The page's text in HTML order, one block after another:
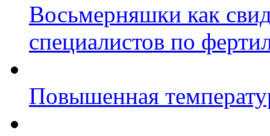
Восьмерняшки как
специалистов по
Повышенная